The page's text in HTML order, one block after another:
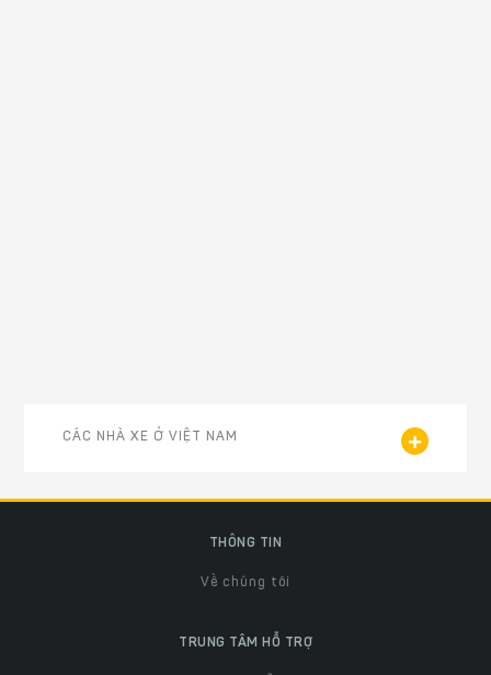
CÁC NHÀ XE Ở VIỆT NAM
THÔNG TIN
Về chúng tôi
TRUNG TÂM HỖ TRỢ